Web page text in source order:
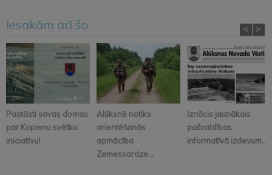
Iesakām arī šo
Pastāsti savas domas
par Kopienu svētku
iniciatīvu!
Alūksnē notiks
orientēšanās
apmācība
Zemessardze...
Iznācis jaunākais
pašvaldības
informatīvā izdevum...
< >